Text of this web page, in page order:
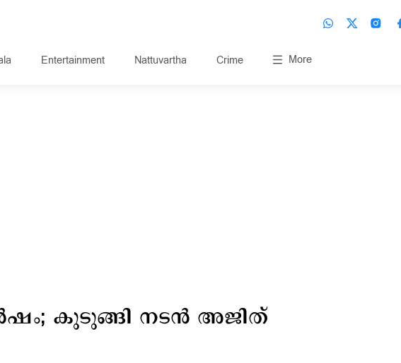
Entertainment Nattuvartha Crime More
കുടുങ്ങി നടൻ അജിത്